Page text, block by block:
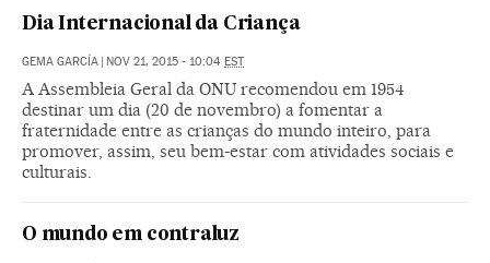
Dia Internacional da Criança
GEMA GARCÍA NOV 21, 2015 - 10:04 EST
A Assembleia Geral da ONU recomendou em 1954
destinar um dia (20 de novembro) a fomentar a
fraternidade entre as crianças do mundo inteiro, para
promover, assim, seu bem-estar com atividades sociais e
culturais.
O mundo em contraluz